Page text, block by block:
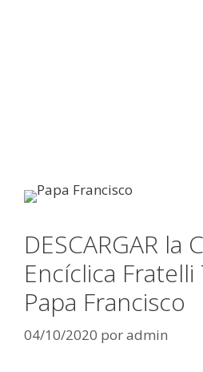
DESCARGAR la
Encíclica
Papa Francisco
04/10/2020 poradmin